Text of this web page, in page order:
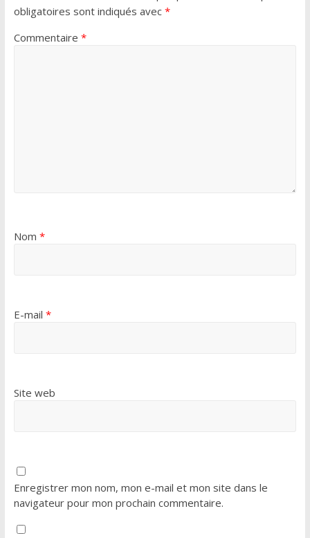
obligatoires sont indiqués avec *
Commentaire *
Nom *
E-mail *
Site web
Enregistrer mon nom, mon e-mail et mon site dans le
navigateur pour mon prochain commentaire.